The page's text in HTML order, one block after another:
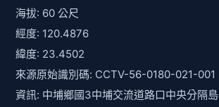
海拔: 60 公尺
經度: 120.4876
緯度: 23.4502
來源原始識別碼: CCTV-56-0180-021-001
資訊: 中埔鄉國3中埔交流道路口中央分隔島